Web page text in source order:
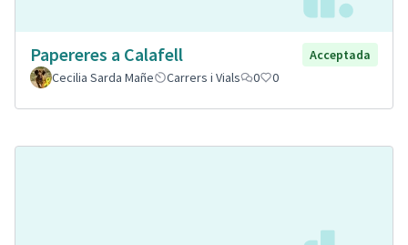
Papereres a Calafell
Acceptada
Cecilia Sarda Mañe
Carrers i Vials 0 0